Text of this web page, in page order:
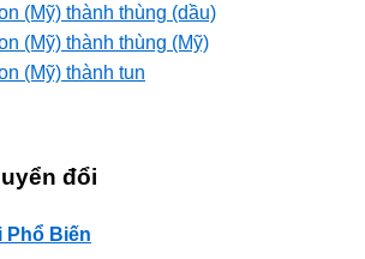
(Mỹ) thành thùng (dầu)
(Mỹ) thành thùng (Mỹ)
(Mỹ) thành tun
đổi
Phổ Biến